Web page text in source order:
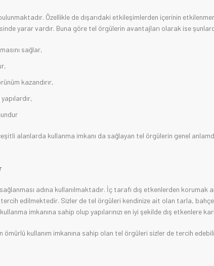
Özellikle de dışarıdaki etkileşimlerden içerinin
yarar vardır. Buna göre tel örgülerin avantajları olarak ise
sağlar,
kazandırır,
alanlarda kullanma imkanı da sağlayan tel örgülerin genel
adına kullanılmaktadır. İç tarafı dış etkenlerden
edilmektedir. Sizler de tel örgüleri kendinize ait olan tarla,
imkanına sahip olup yapılarınızı en iyi şekilde dış etkenlere
kullanım imkanına sahip olan tel örgüleri sizler de tercih